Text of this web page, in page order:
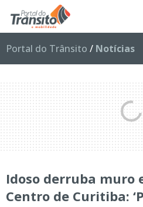
Portal do Trânsito / Notícias
Idoso derruba muro
Centro de Curitiba: